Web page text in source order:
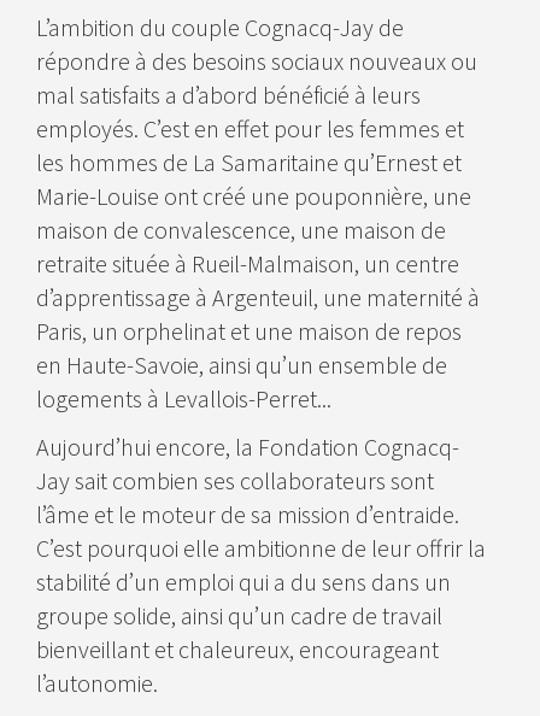
L’ambition du couple Cognacq-Jay de
répondre à des besoins sociaux nouveaux ou
mal satisfaits a d’abord bénéficié à leurs
employés. C’est en effet pour les femmes et
les hommes de La Samaritaine qu’Ernest et
Marie-Louise ont créé une pouponnière, une
maison de convalescence, une maison de
retraite située à Rueil-Malmaison, un centre
d’apprentissage à Argenteuil, une maternité à
Paris, un orphelinat et une maison de repos
en Haute-Savoie, ainsi qu’un ensemble de
logements à Levallois-Perret...
Aujourd’hui encore, la Fondation Cognacq-
Jay sait combien ses collaborateurs sont
l’âme et le moteur de sa mission d’entraide.
C’est pourquoi elle ambitionne de leur offrir la
stabilité d’un emploi qui a du sens dans un
groupe solide, ainsi qu’un cadre de travail
bienveillant et chaleureux, encourageant
l’autonomie.